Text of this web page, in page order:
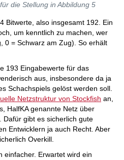
die Stellung in Abbildung 5
Bitwerte, also insgesamt 192. Ein
um kenntlich zu machen, wer
0 = Schwarz am Zug). So erhält
193 Eingabewerte für das
aus, insbesondere da ja
Schachspiels gelöst werden soll.
Netzstruktur von Stockfish an,
HalfKA genannte Netz über
Dafür gibt es sicherlich gute
Entwicklern ja auch Recht. Aber
Overkill.
einfacher. Erwartet wird ein